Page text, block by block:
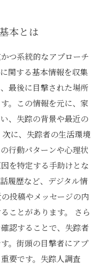
本とは
つ系統的なアプローチ
関する基本情報を収集
最後に目撃された場所
。この情報を元に、家
、失踪の背景や最近の
に、失踪者の生活環境
行動パターンや心理状
を特定する手助けとな
履歴など、デジタル情
投稿やメッセージの内
ことがあります。 さら
認することで、失踪者
。街頭の目撃者にアプ
要です。失踪人調査